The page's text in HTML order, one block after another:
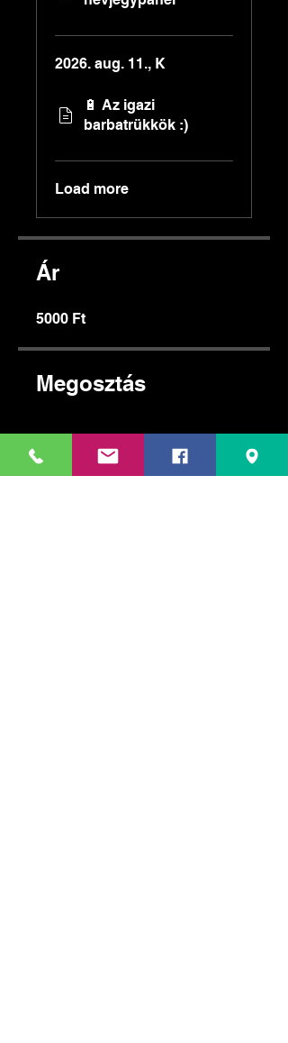
2026. aug. 11., K
🔋 Az igazi
barbatrükkök :)
Load more
Ár
5000 Ft
Megosztás